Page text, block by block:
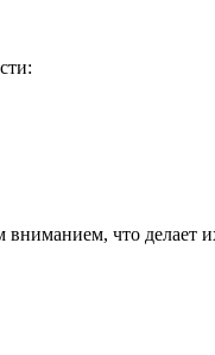
что делает